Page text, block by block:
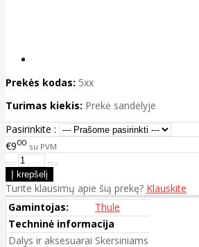
Prekės kodas: 5xx
Turimas kiekis: Prekė sandėlyje
Pasirinkite :
€900 su PVM
Turite klausimų apie šią prekę? Klauskite
Gamintojas:
Thule
Techninė informacija
Dalys ir aksesuarai Skersiniams